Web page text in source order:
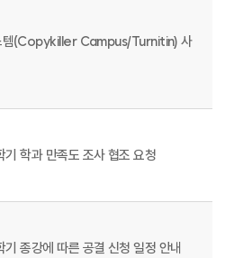
템(Copykiller Campus/Turnitin) 사
학과 만족도 조사 협조 요청
종강에 따른 공결 신청 일정 안내